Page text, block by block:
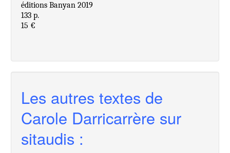
éditions Banyan 2019
133 p.
15 €
Les autres textes de
Carole Darricarrère sur
sitaudis :